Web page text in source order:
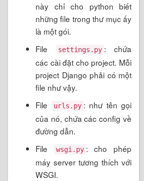
này chỉ cho python biết
những file trong thư mục ấy
là một gói.
File
settings.py : chứa
các cài đặt cho project. Mỗi
project Django phải có một
file như vậy.
File
urls.py : như tên gọi
của nó, chứa các config về
đường dẫn.
File
wsgi.py : cho phép
máy server tương thích với
WSGI.